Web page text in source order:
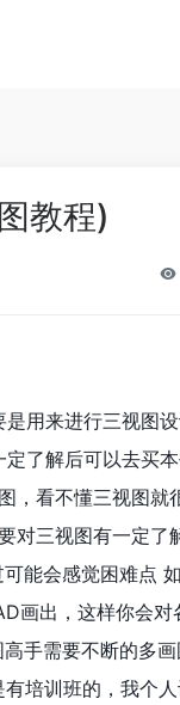
教程)
用来进行三视图
了解后可以去买
，看不懂三视图就
对三视图有一定了
能会感觉困难点
画出，这样你会
手需要不断的多
培训班的，我个